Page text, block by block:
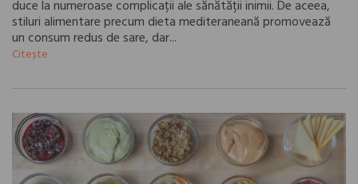
duce la numeroase complicații ale sănătății inimii. De aceea,
stiluri alimentare precum dieta mediteraneană promovează
un consum redus de sare, dar...
Citește